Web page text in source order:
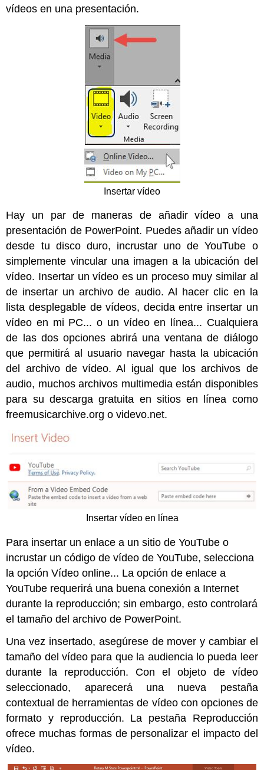
vídeos en una presentación.
Insertar vídeo
Hay un par de maneras de añadir vídeo a una
presentación de PowerPoint. Puedes añadir un vídeo
desde tu disco duro, incrustar uno de YouTube o
simplemente vincular una imagen a la ubicación del
vídeo. Insertar un vídeo es un proceso muy similar al
de insertar un archivo de audio. Al hacer clic en la
lista desplegable de vídeos, decida entre insertar un
vídeo en mi PC... o un vídeo en línea... Cualquiera
de las dos opciones abrirá una ventana de diálogo
que permitirá al usuario navegar hasta la ubicación
del archivo de vídeo. Al igual que los archivos de
audio, muchos archivos multimedia están disponibles
para su descarga gratuita en sitios en línea como
freemusicarchive.org o videvo.net.
Insertar vídeo en línea
Para insertar un enlace a un sitio de YouTube o
incrustar un código de vídeo de YouTube, selecciona
la opción Vídeo online... La opción de enlace a
YouTube requerirá una buena conexión a Internet
durante la reproducción; sin embargo, esto controlará
el tamaño del archivo de PowerPoint.
Una vez insertado, asegúrese de mover y cambiar el
tamaño del vídeo para que la audiencia lo pueda leer
durante la reproducción. Con el objeto de vídeo
seleccionado, aparecerá una nueva pestaña
contextual de herramientas de vídeo con opciones de
formato y reproducción. La pestaña Reproducción
ofrece muchas formas de personalizar el impacto del
vídeo.